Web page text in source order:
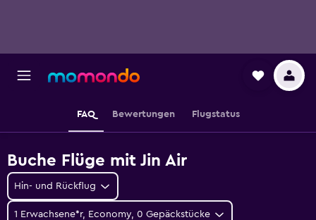
FAQ Bewertungen Flugstatus
Buche Flüge mit Jin Air
Hin- und Rückflug
1 Erwachsene*r, Economy, 0 Gepäckstücke